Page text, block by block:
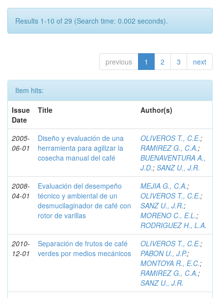
Results 1-10 of 29 (Search time: 0.002 seconds).
previous 1 2 3 next
Item hits:
Issue
Date
Title Author(s)
2005-
06-01
Diseño y evaluación de una
herramienta para agilizar la
cosecha manual del café
OLIVEROS T., C.E.;
RAMIREZ G., C.A.;
BUENAVENTURA A.,
J.D.; SANZ U., J.R.
2008-
04-01
Evaluación del desempeño
técnico y ambiental de un
desmucilaginador de café con
rotor de varillas
MEJIA G., C.A.;
OLIVEROS T., C.E.;
SANZ U., J.R.;
MORENO C., E.L.;
RODRIGUEZ H., L.A.
2010-
12-01
Separación de frutos de café
verdes por medios mecánicos
OLIVEROS T., C.E.;
PABON U., J.P.;
MONTOYA R., E.C.;
RAMIREZ G., C.A.;
SANZ U., J.R.